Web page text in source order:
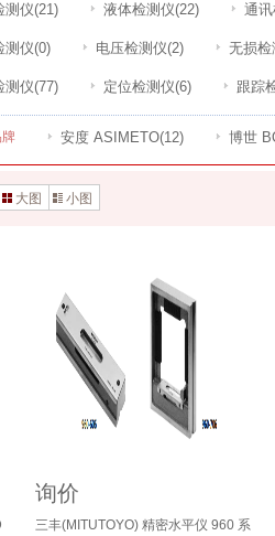
测仪(21) 液体检测仪(22) 通
测仪(0) 电压检测仪(2) 无损检
测仪(77) 定位检测仪(6) 跟踪
安度 ASIMETO(12) 博世
大图 小图
询价
三丰(MITUTOYO) 精密水平仪 960 系